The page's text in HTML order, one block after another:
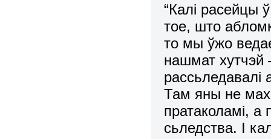
“Калі расейцы
тое, што
то мы ўжо
нашмат хутчэй
рассьледавалі
Там яны не
пратаколамі, а
сьледства. І